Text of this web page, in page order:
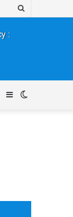
Sidebar
Random